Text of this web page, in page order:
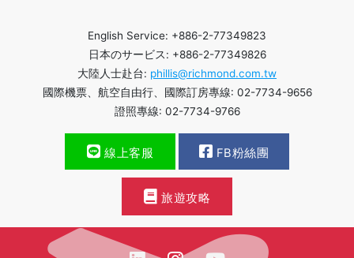
English Service: +886-2-77349823
日本のサービス: +886-2-77349826
大陸人士赴台: phillis@richmond.com.tw
國際機票、航空自由行、國際訂房專線: 02-7734-9656
證照專線: 02-7734-9766
線上客服 FB粉絲團
旅遊攻略